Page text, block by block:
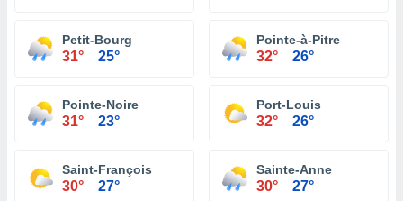
Petit-Bourg
31° 25°
Pointe-à-Pitre
32° 26°
Pointe-Noire
31° 23°
Port-Louis
32° 26°
Saint-François
30° 27°
Sainte-Anne
30° 27°